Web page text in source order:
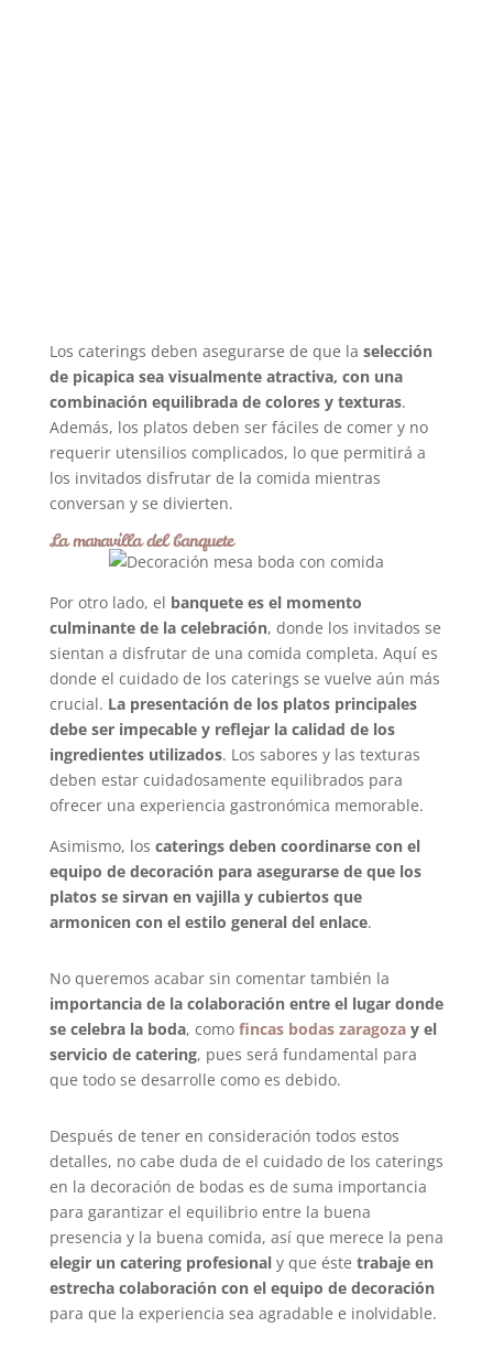
Los caterings deben asegurarse de que la selección
de picapica sea visualmente atractiva, con una
combinación equilibrada de colores y texturas.
Además, los platos deben ser fáciles de comer y no
requerir utensilios complicados, lo que permitirá a
los invitados disfrutar de la comida mientras
conversan y se divierten.
La maravilla del banquete
Por otro lado, el banquete es el momento
culminante de la celebración, donde los invitados se
sientan a disfrutar de una comida completa. Aquí es
donde el cuidado de los caterings se vuelve aún más
crucial. La presentación de los platos principales
debe ser impecable y reflejar la calidad de los
ingredientes utilizados. Los sabores y las texturas
deben estar cuidadosamente equilibrados para
ofrecer una experiencia gastronómica memorable.
Asimismo, los caterings deben coordinarse con el
equipo de decoración para asegurarse de que los
platos se sirvan en vajilla y cubiertos que
armonicen con el estilo general del enlace.
No queremos acabar sin comentar también la
importancia de la colaboración entre el lugar donde
se celebra la boda, como fincas bodas zaragoza y el
servicio de catering, pues será fundamental para
que todo se desarrolle como es debido.
Después de tener en consideración todos estos
detalles, no cabe duda de el cuidado de los caterings
en la decoración de bodas es de suma importancia
para garantizar el equilibrio entre la buena
presencia y la buena comida, así que merece la pena
elegir un catering profesionaly que éste trabaje en
estrecha colaboración con el equipo de decoración
para que la experiencia sea agradable e inolvidable.